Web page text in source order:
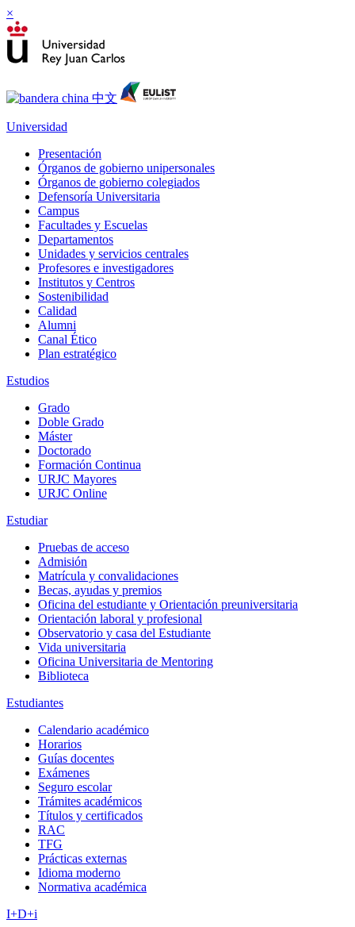
×
Universidad
Presentación
Órganos de gobierno unipersonales
Órganos de gobierno colegiados
Defensoría Universitaria
Campus
Facultades y Escuelas
Departamentos
Unidades y servicios centrales
Profesores e investigadores
Institutos y Centros
Sostenibilidad
Calidad
Alumni
Canal Ético
Plan estratégico
Estudios
Grado
Doble Grado
Máster
Doctorado
Formación Continua
URJC Mayores
URJC Online
Estudiar
Pruebas de acceso
Admisión
Matrícula y convalidaciones
Becas, ayudas y premios
Oficina del estudiante y Orientación preuniversitaria
Orientación laboral y profesional
Observatorio y casa del Estudiante
Vida universitaria
Oficina Universitaria de Mentoring
Biblioteca
Estudiantes
Calendario académico
Horarios
Guías docentes
Exámenes
Seguro escolar
Trámites académicos
Títulos y certificados
RAC
TFG
Prácticas externas
Idioma moderno
Normativa académica
I+D+i